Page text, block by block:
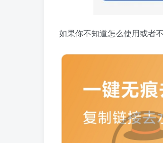
如果你不知道怎么使用或者